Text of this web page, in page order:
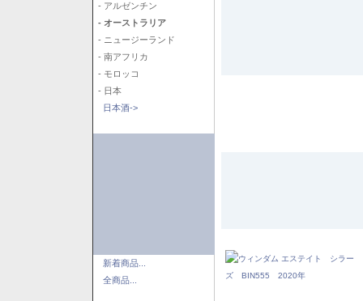
- アルゼンチン
- オーストラリア
- ニュージーランド
- 南アフリカ
- モロッコ
- 日本
日本酒->
新着商品...
全商品...